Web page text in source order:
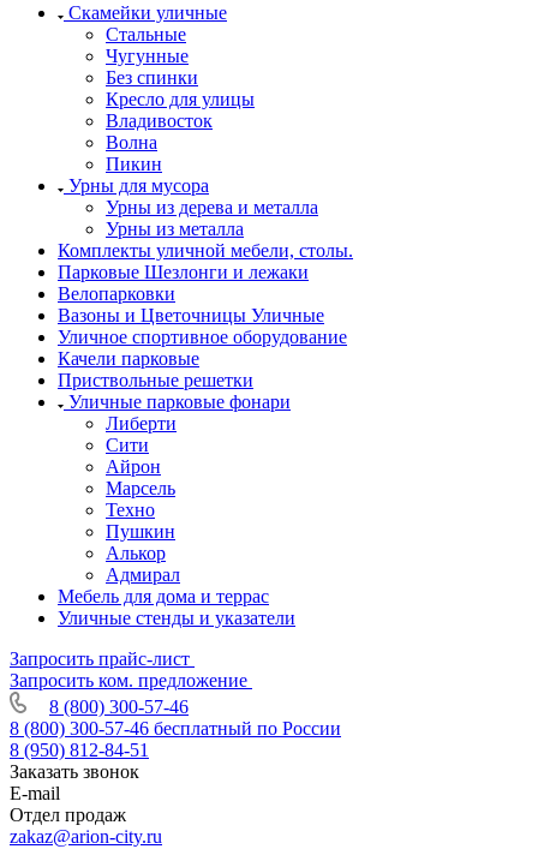
Скамейки уличные
Стальные
Чугунные
Без спинки
Кресло для улицы
Владивосток
Волна
Пикин
Урны для мусора
Урны из дерева и металла
Урны из металла
Комплекты уличной мебели, столы.
Парковые Шезлонги и лежаки
Велопарковки
Вазоны и Цветочницы Уличные
Уличное спортивное оборудование
Качели парковые
Приствольные решетки
Уличные парковые фонари
Либерти
Сити
Айрон
Марсель
Техно
Пушкин
Алькор
Адмирал
Мебель для дома и террас
Уличные стенды и указатели
Запросить прайс-лист
Запросить ком. предложение
8 (800) 300-57-46
8 (800) 300-57-46 бесплатный по России
8 (950) 812-84-51
Заказать звонок
E-mail
Отдел продаж
zakaz@arion-city.ru